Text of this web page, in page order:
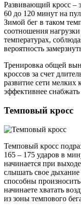
Развивающий кросс –
60 до 120 минут на
Зимой бег в таком
соотношения
температурах,
вероятность
Тренировка общей
кроссов за счет
развитие сети
эффективнее
Темповый кросс
Темповый кросс
165 – 175 ударов в
начинается при
слышать свое
способны
начинаете хватать
из зоны темпового